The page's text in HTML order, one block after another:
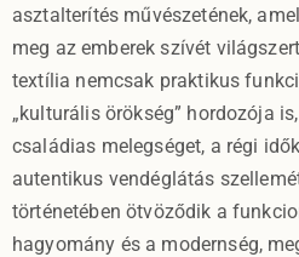
asztalterítés művészetének,
meg az emberek szívét
textília nemcsak praktikus
„kulturális örökség” hordozója
családias melegséget, a régi
autentikus vendéglátás
történetében ötvöződik a
hagyomány és a modernség,